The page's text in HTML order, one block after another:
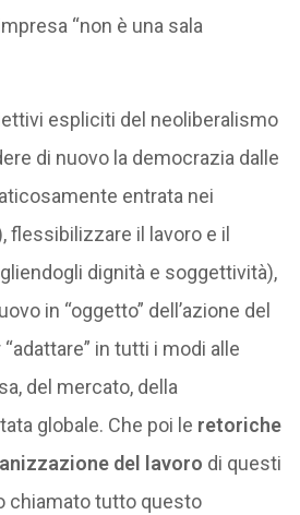
“non è una sala
espliciti del neoliberalismo
di nuovo la democrazia dalle
entrata nei
flessibilizzare il lavoro e il
dignità e soggettività),
in “oggetto” dell’azione del
in tutti i modi alle
del mercato, della
globale. Che poi le retoriche
del lavoro di questi
chiamato tutto questo